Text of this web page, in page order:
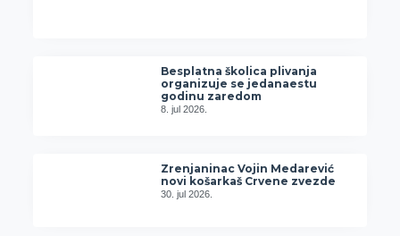
Besplatna školica plivanja
organizuje se jedanaestu
godinu zaredom
8. jul 2026.
Zrenjaninac Vojin Medarević
novi košarkaš Crvene zvezde
30. jul 2026.